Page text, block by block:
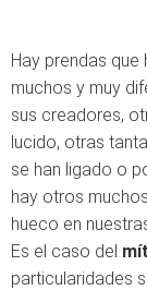
Hay prendas
muchos y muy
sus creadores,
lucido, otras
se han ligado o
hay otros
hueco en
Es el caso del
particularidades